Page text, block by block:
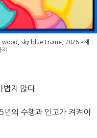
sky blue Frame, 2026 *재
볍지 않다.
의 수행과 인고가 켜켜이